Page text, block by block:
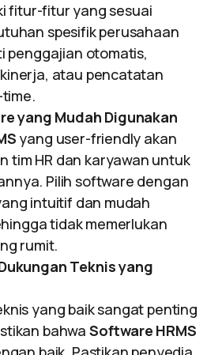
fitur-fitur yang sesuai
spesifik perusahaan
penggajian otomatis,
atau pencatatan
yang Mudah Digunakan
yang user-friendly akan
tim HR dan karyawan untuk
Pilih software dengan
intuitif dan mudah
tidak memerlukan
rumit.
Teknis yang
yang baik sangat penting
bahwa Software HRMS